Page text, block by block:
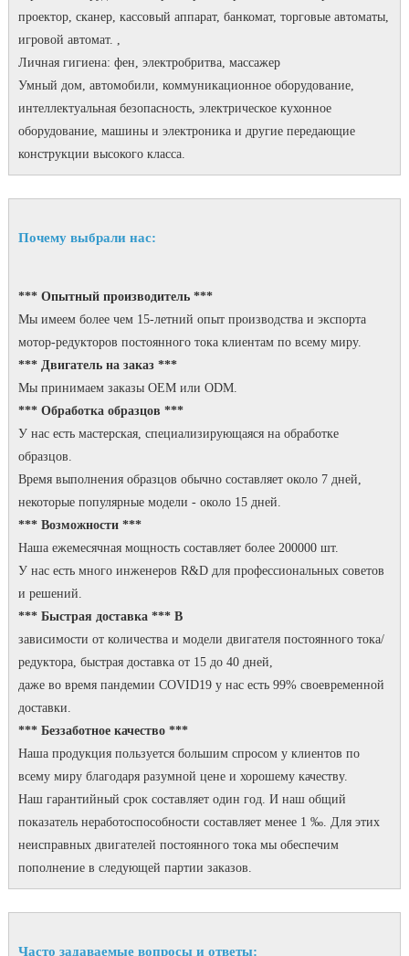
проектор, сканер, кассовый аппарат, банкомат, торговые автоматы,
игровой автомат. ,
Личная гигиена: фен, электробритва, массажер
Умный дом, автомобили, коммуникационное оборудование,
интеллектуальная безопасность, электрическое кухонное
оборудование, машины и электроника и другие передающие
конструкции высокого класса.
Почему выбрали нас:
*** Опытный производитель ***
Мы имеем более чем 15-летний опыт производства и экспорта
мотор-редукторов постоянного тока клиентам по всему миру.
*** Двигатель на заказ ***
Мы принимаем заказы OEM или ODM.
*** Обработка образцов ***
У нас есть мастерская, специализирующаяся на обработке
образцов.
Время выполнения образцов обычно составляет около 7 дней,
некоторые популярные модели - около 15 дней.
*** Возможности ***
Наша ежемесячная мощность составляет более 200000 шт.
У нас есть много инженеров R&D для профессиональных советов
и решений.
*** Быстрая доставка *** В
зависимости от количества и модели двигателя постоянного тока/
редуктора, быстрая доставка от 15 до 40 дней,
даже во время пандемии COVID19 у нас есть 99% своевременной
доставки.
*** Беззаботное качество ***
Наша продукция пользуется большим спросом у клиентов по
всему миру благодаря разумной цене и хорошему качеству.
Наш гарантийный срок составляет один год. И наш общий
показатель неработоспособности составляет менее 1 ‰. Для этих
неисправных двигателей постоянного тока мы обеспечим
пополнение в следующей партии заказов.
Часто задаваемые вопросы и ответы: